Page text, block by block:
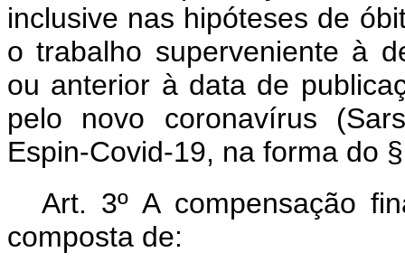
inclusive nas hipóteses de
o trabalho superveniente à
ou anterior à data de
pelo novo coronavírus
Espin-Covid-19, na forma do
Art. 3º A compensação
composta de: